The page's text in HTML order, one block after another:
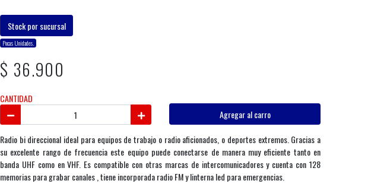
Stock por sucursal
Pocas Unidades.
$ 36.900
CANTIDAD
Agregar al carro
Radio bi direccional ideal para equipos de trabajo o radio aficionados, o deportes extremos. Gracias a
su excelente rango de frecuencia este equipo puede conectarse de manera muy eficiente tanto en
banda UHF como en VHF. Es compatible con otras marcas de intercomunicadores y cuenta con 128
memorias para grabar canales , tiene incorporada radio FM y linterna led para emergencias.